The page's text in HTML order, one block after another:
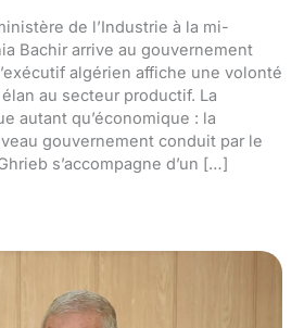
de l’Industrie à la mi-
Bachir arrive au gouvernement
algérien affiche une volonté
au secteur productif. La
autant qu’économique : la
gouvernement conduit par le
s’accompagne d’un […]